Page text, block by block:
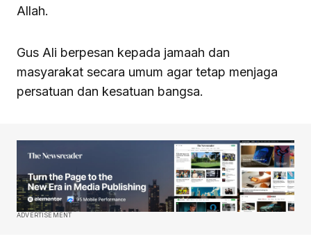
Allah.
Gus Ali berpesan kepada jamaah dan
masyarakat secara umum agar tetap menjaga
persatuan dan kesatuan bangsa.
ADVERTISEMENT